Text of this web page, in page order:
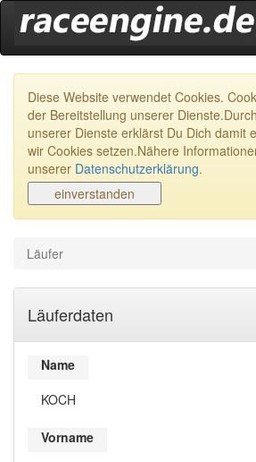
Diese Website verwendet Cookies.
der Bereitstellung unserer
unserer Dienste erklärst Du Dich damit
wir Cookies setzen.Nähere
unserer Datenschutzerklärung.
Läufer
Läuferdaten
Name
KOCH
Vorname